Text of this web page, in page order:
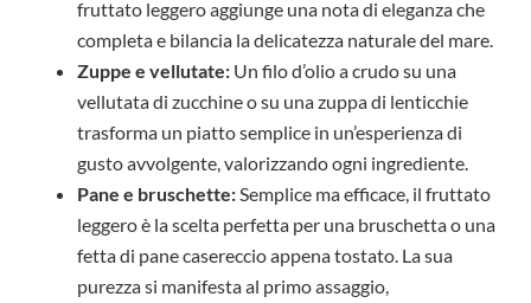
fruttato leggero aggiunge una nota di eleganza che
completa e bilancia la delicatezza naturale del mare.
Zuppe e vellutate: Un filo d’olio a crudo su una
vellutata di zucchine o su una zuppa di lenticchie
trasforma un piatto semplice in un’esperienza di
gusto avvolgente, valorizzando ogni ingrediente.
Pane e bruschette: Semplice ma efficace, il fruttato
leggero è la scelta perfetta per una bruschetta o una
fetta di pane casereccio appena tostato. La sua
purezza si manifesta al primo assaggio,